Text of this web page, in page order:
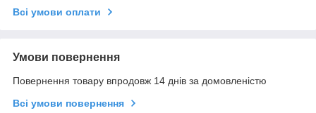
Всі умови оплати
Умови повернення
Повернення товару впродовж 14 днів за домовленістю
Всі умови повернення